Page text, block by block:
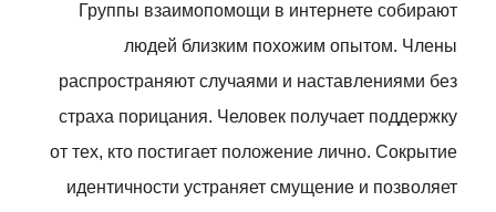
Группы взаимопомощи в интернете собирают
людей близким похожим опытом. Члены
распространяют случаями и наставлениями без
страха порицания. Человек получает поддержку
от тех, кто постигает положение лично. Сокрытие
идентичности устраняет смущение и позволяет